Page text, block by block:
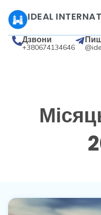
IDEAL
Дзвони
+380674134646